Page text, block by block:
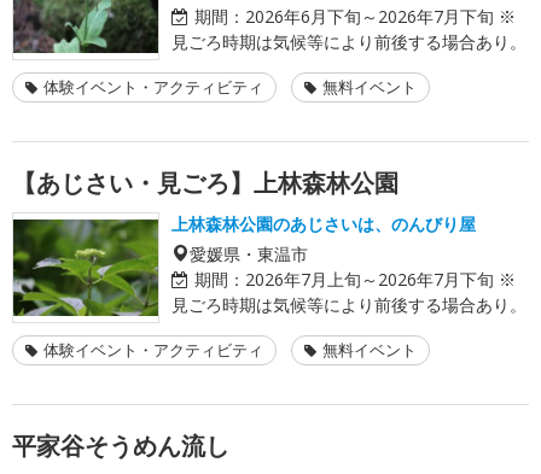
期間： 2026年6月下旬～2026年7月下旬 ※
見ごろ時期は気候等により前後する場合あり。
体験イベント・アクティビティ 無料イベント
【あじさい・見ごろ】上林森林公園
上林森林公園のあじさいは、のんびり屋
愛媛県・東温市
期間： 2026年7月上旬～2026年7月下旬 ※
見ごろ時期は気候等により前後する場合あり。
体験イベント・アクティビティ 無料イベント
平家谷そうめん流し